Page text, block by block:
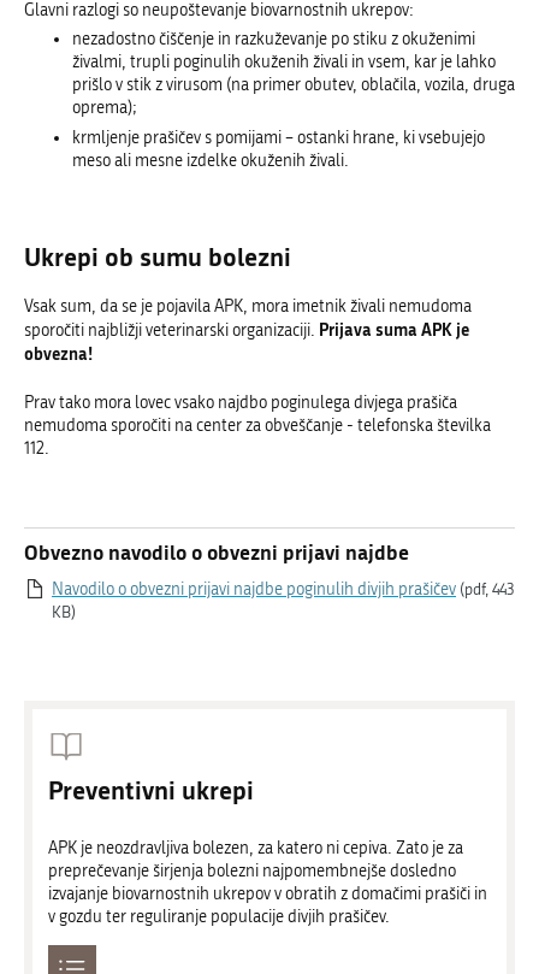
Glavni razlogi so neupoštevanje biovarnostnih ukrepov:
nezadostno čiščenje in razkuževanje po stiku z okuženimi
živalmi, trupli poginulih okuženih živali in vsem, kar je lahko
prišlo v stik z virusom (na primer obutev, oblačila, vozila, druga
oprema);
krmljenje prašičev s pomijami – ostanki hrane, ki vsebujejo
meso ali mesne izdelke okuženih živali.
Ukrepi ob sumu bolezni
Vsak sum, da se je pojavila APK, mora imetnik živali nemudoma
sporočiti najbližji veterinarski organizaciji. Prijava suma APK je
obvezna!
Prav tako mora lovec vsako najdbo poginulega divjega prašiča
nemudoma sporočiti na center za obveščanje - telefonska številka
112.
Obvezno navodilo o obvezni prijavi najdbe
Navodilo o obvezni prijavi najdbe poginulih divjih prašičev (pdf, 443
KB)
Preventivni ukrepi
APK je neozdravljiva bolezen, za katero ni cepiva. Zato je za
preprečevanje širjenja bolezni najpomembnejše dosledno
izvajanje biovarnostnih ukrepov v obratih z domačimi prašiči in
v gozdu ter reguliranje populacije divjih prašičev.